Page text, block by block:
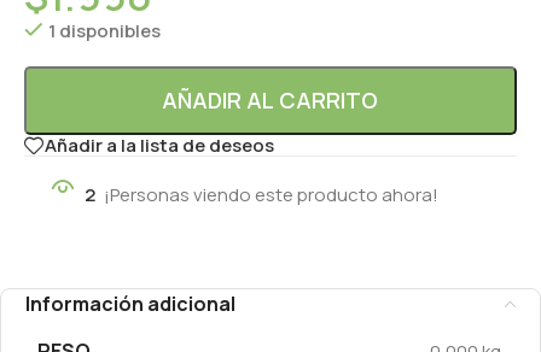
1 disponibles
AÑADIR AL CARRITO
Añadir a la lista de deseos
2 ¡Personas viendo este producto ahora!
Información adicional